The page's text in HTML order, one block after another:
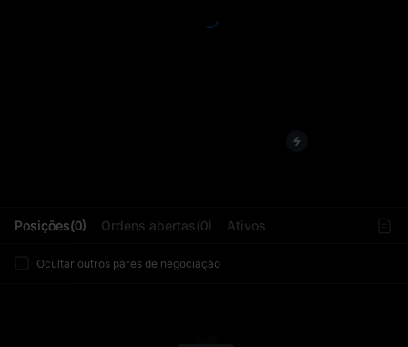
Posições(0) Ordens abertas(0) Ativos
Ocultar outros pares de negociação